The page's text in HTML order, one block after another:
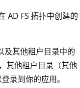
AD FS 拓扑中创建的
及其他租户目录中的
其他租户目录（其他
录到你的应用。